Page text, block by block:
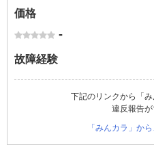
価格
-
故障経験
下記のリンクから「み
違反報告が
「みんカラ」か